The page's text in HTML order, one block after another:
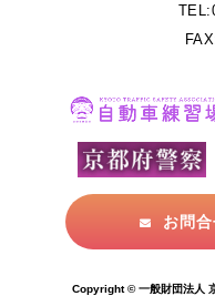
お問
Copyright © 一般財団法人